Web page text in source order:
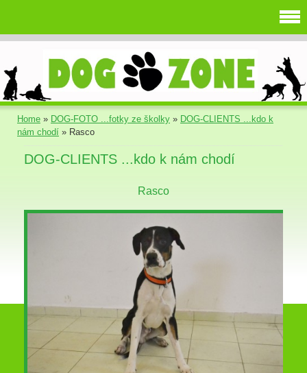
Home » DOG-FOTO ...fotky ze školky » DOG-CLIENTS ...kdo k
nám chodí » Rasco
DOG-CLIENTS ...kdo k nám chodí
Rasco